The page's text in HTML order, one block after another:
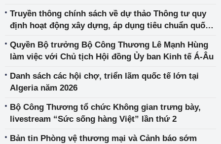
Truyền thông chính sách về dự thảo Thông tư quy
định hoạt động xây dựng, áp dụng tiêu chuẩn quốc
Thương
Quyền Bộ trưởng Bộ Công Thương Lê Mạnh Hùng
làm việc với Chủ tịch Hội đồng Ủy ban Kinh tế Á-Âu
Danh sách các hội chợ, triển lãm quốc tế lớn tại
Algeria năm 2026
Bộ Công Thương tổ chức Không gian trưng bày,
livestream “Sức sống hàng Việt” lần thứ 2
Bản tin Phòng vệ thương mại và Cảnh báo sớm